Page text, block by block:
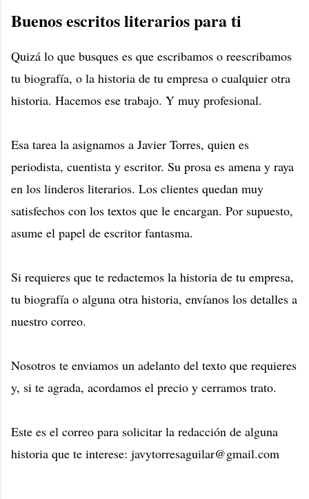
Buenos escritos literarios para ti
Quizá lo que busques es que escribamos o reescribamos
tu biografía, o la historia de tu empresa o cualquier otra
historia. Hacemos ese trabajo. Y muy profesional.
Esa tarea la asignamos a Javier Torres, quien es
periodista, cuentista y escritor. Su prosa es amena y raya
en los linderos literarios. Los clientes quedan muy
satisfechos con los textos que le encargan. Por supuesto,
asume el papel de escritor fantasma.
Si requieres que te redactemos la historia de tu empresa,
tu biografía o alguna otra historia, envíanos los detalles a
nuestro correo.
Nosotros te enviamos un adelanto del texto que requieres
y, si te agrada, acordamos el precio y cerramos trato.
Este es el correo para solicitar la redacción de alguna
historia que te interese: javytorresaguilar@gmail.com